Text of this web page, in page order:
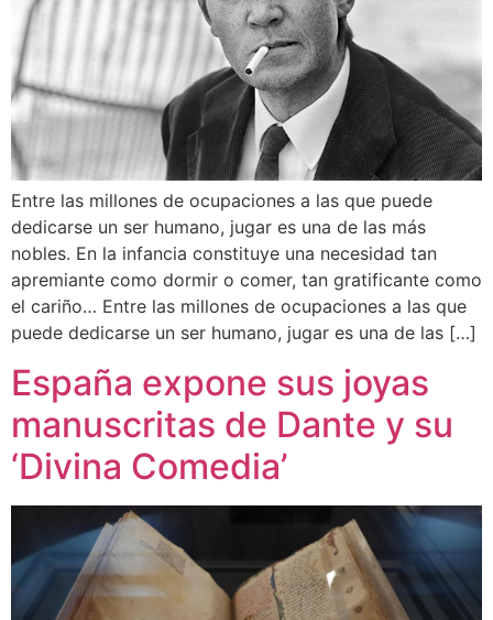
Entre las millones de ocupaciones a las que puede
dedicarse un ser humano, jugar es una de las más
nobles. En la infancia constituye una necesidad tan
apremiante como dormir o comer, tan gratificante como
el cariño… Entre las millones de ocupaciones a las que
puede dedicarse un ser humano, jugar es una de las […]
España expone sus joyas
manuscritas de Dante y su
‘Divina Comedia’